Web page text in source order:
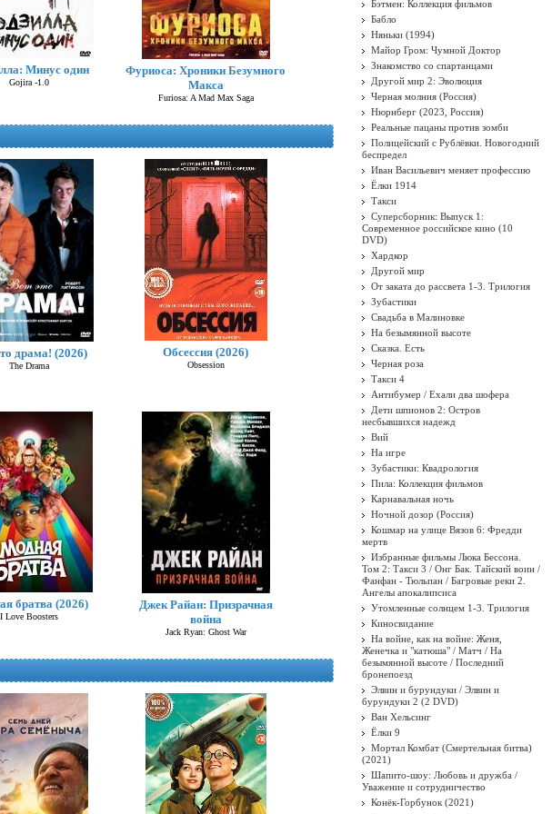
Минус один
Gojira -1.0
Фуриоса: Хроники Безумного
Макса
Furiosa: A Mad Max Saga
драма! (2026)
The Drama
Обсессия (2026)
Obsession
братва (2026)
I Love Boosters
Джек Райан: Призрачная
война
Jack Ryan: Ghost War
Бэтмен: Коллекция фильмов
Бабло
Няньки (1994)
Майор Гром: Чумной Доктор
Знакомство со спартанцами
Другой мир 2: Эволюция
Черная молния (Россия)
Нюрнберг (2023, Россия)
Реальные пацаны против зомби
Полицейский с Рублёвки. Новогодний
беспредел
Иван Васильевич меняет профессию
Ёлки 1914
Такси
Суперсборник: Выпуск 1:
Современное российское кино (10
DVD)
Хардкор
Другой мир
От заката до рассвета 1-3. Трилогия
Зубастики
Свадьба в Малиновке
На безымянной высоте
Сказка. Есть
Черная роза
Такси 4
Антибумер / Ехали два шофера
Дети шпионов 2: Остров
несбывшихся надежд
Вий
На игре
Зубастики: Квадрология
Пила: Коллекция фильмов
Карнавальная ночь
Ночной дозор (Россия)
Кошмар на улице Вязов 6: Фредди
мертв
Избранные фильмы Люка Бессона.
Том 2: Такси 3 / Онг Бак. Тайский воин /
Фанфан - Тюльпан / Багровые реки 2.
Ангелы апокалипсиса
Утомленные солнцем 1-3. Трилогия
Киносвидание
На войне, как на войне: Женя,
Женечка и "катюша" / Матч / На
безымянной высоте / Последний
бронепоезд
Элвин и бурундуки / Элвин и
бурундуки 2 (2 DVD)
Ван Хельсинг
Ёлки 9
Мортал Комбат (Смертельная битва)
(2021)
Шапито-шоу: Любовь и дружба /
Уважение и сотрудничество
Конёк-Горбунок (2021)